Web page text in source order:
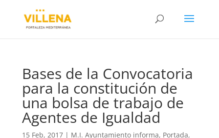
Bases de la Convocatoria
para la constitución de
una bolsa de trabajo de
Agentes de Igualdad
15 Feb, 2017| M.I. Ayuntamiento informa, Portada,